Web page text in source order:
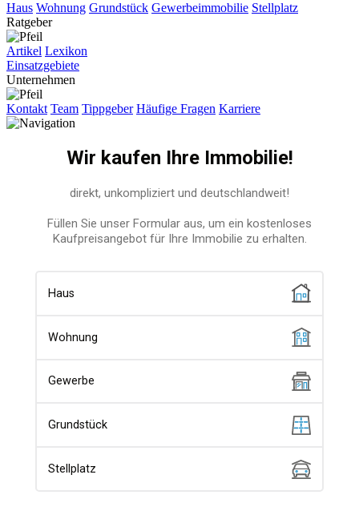
Haus Wohnung Grundstück Gewerbeimmobilie Stellplatz
Ratgeber
Artikel Lexikon
Einsatzgebiete
Unternehmen
Kontakt Team Tippgeber Häufige Fragen Karriere